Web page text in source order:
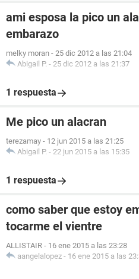
ami esposa la pico un
embarazo
melky moran - 25 dic 2012 a las 21:04
Abigail P. - 25 dic 2012 a las 21:37
1 respuesta
Me pico un alacran
terezamay - 12 jun 2015 a las 21:25
Abigail P. - 22 jun 2015 a las 15:35
1 respuesta
como saber que estoy
tocarme el vientre
ALLISTAIR - 16 ene 2015 a las 23:28
aangelalopez - 16 ene 2015 a las